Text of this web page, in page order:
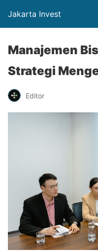
Jakarta Invest
Manajemen
Strategi
Editor